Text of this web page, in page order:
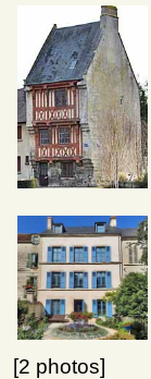
[2 photos]